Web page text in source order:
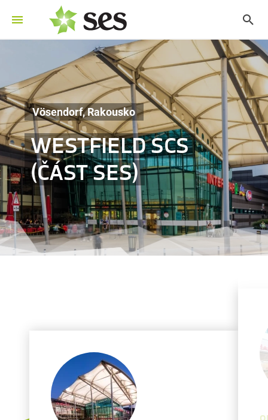
Vösendorf, Rakousko
WESTFIELD SCS
(ČÁST SES)